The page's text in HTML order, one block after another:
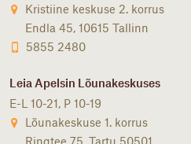
Kristiine keskuse 2. korrus
Endla 45, 10615 Tallinn
5855 2480
Leia Apelsin Lõunakeskuses
E-L 10-21, P 10-19
Lõunakeskuse 1. korrus
Ringtee 75, Tartu 50501